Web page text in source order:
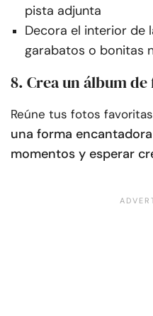
pista adjunta
Decora el interior de
garabatos o bonitas
8. Crea un álbum de
Reúne tus fotos
una forma
momentos y esperar